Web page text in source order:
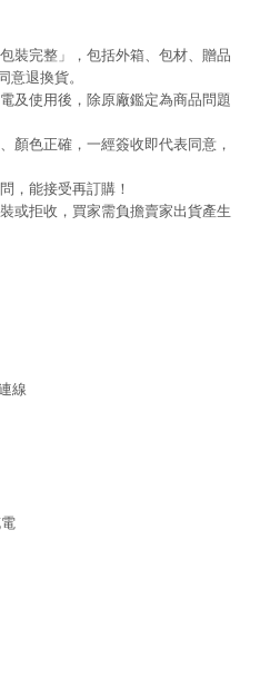
裝完整」，包括外箱、包材、贈品
意退換貨。
及使用後，除原廠鑑定為商品問題
顏色正確，一經簽收即代表同意，
，能接受再訂購！
或拒收，買家需負擔賣家出貨產生
線